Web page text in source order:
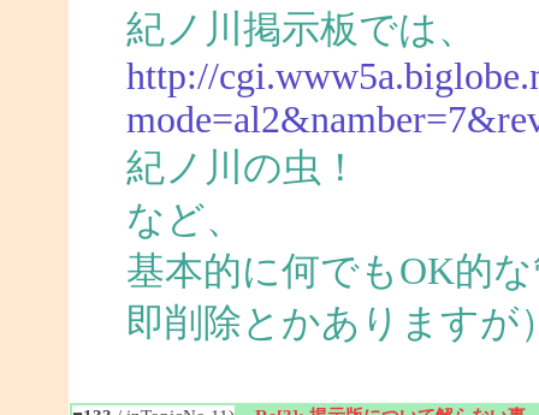
紀ノ川掲示板では、
http://
紀ノ川の虫！
など、
基本的に何でもOK的
即削除とかありますが